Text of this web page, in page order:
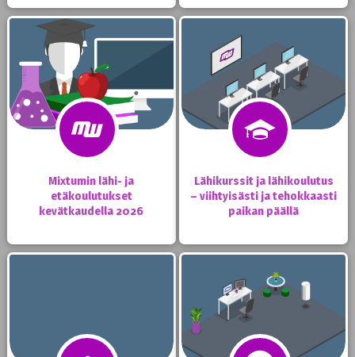
Mixtumin lähi- ja
etäkoulutukset
kevätkaudella 2026
Lähikurssit ja lähikoulutus
– viihtyisästi ja tehokkaasti
paikan päällä